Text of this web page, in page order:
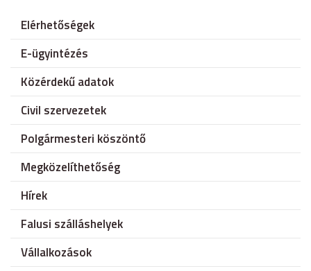
Elérhetőségek
E-ügyintézés
Közérdekű adatok
Civil szervezetek
Polgármesteri köszöntő
Megközelíthetőség
Hírek
Falusi szálláshelyek
Vállalkozások